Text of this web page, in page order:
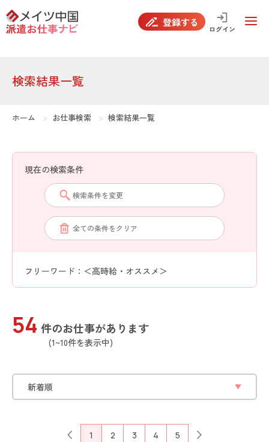
false
登録する
ログイン
検索結果一覧
ホーム お仕事検索 検索結果一覧
現在の検索条件
検索条件を変更
全ての条件をクリア
フリーワード：＜高時給・オススメ＞
54 件のお仕事があります
(1~10件を表示中)
1 2 3 4 5